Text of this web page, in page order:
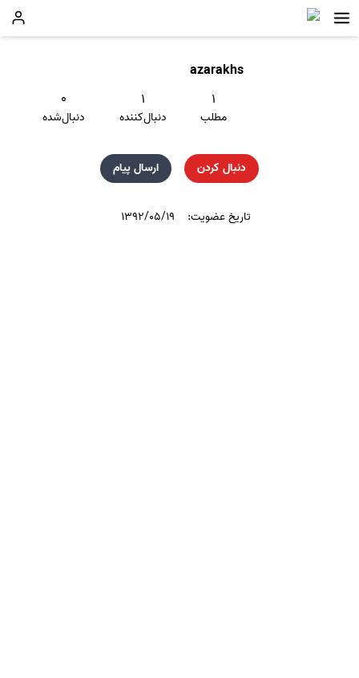
azarakhs
۱
مطلب
۱
دنبال‌کننده
۰
دنبال‌شده
دنبال کردن ارسال پیام
تاریخ عضویت: ۱۳۹۲/۰۵/۱۹